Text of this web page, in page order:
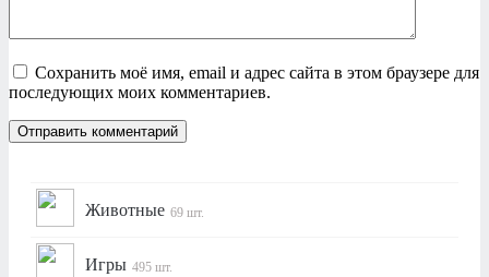
Сохранить моё имя, email и адрес сайта в этом браузере для
последующих моих комментариев.
Животные 69 шт.
Игры 495 шт.